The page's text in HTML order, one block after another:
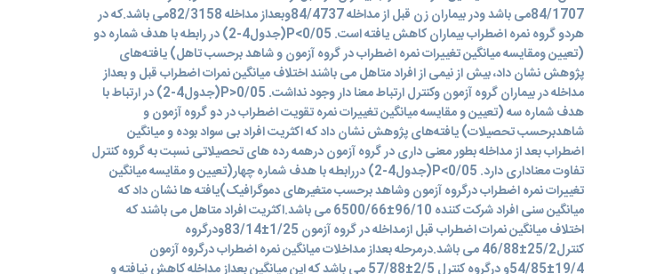
84/1707می باشد ودر بیماران زن قبل از مداخله 84/4737وبعداز مداخله 82/3158می باشد.که در
هردو گروه نمره اضطراب بیماران کاهش یافته است. P<0/05(جدول4-2) در رابطه با هدف شماره دو
(تعیین ومقایسه میانگین تغییرات نمره اضطراب در گروه آزمون و شاهد برحسب تاهل) یافته‌های
پژوهش نشان داد، بیش از نیمی از افراد متاهل می باشند اختلاف میانگین نمرات اضطراب قبل و بعداز
مداخله در بیماران گروه آزمون وکنترل ارتباط معنا دار وجود نداشت. P>0/05(جدول4-2) در ارتباط با
هدف شماره سه (تعیین و مقایسه میانگین تغییرات نمره تقویت اضطراب در دو گروه آزمون و
شاهدبرحسب تحصیلات) یافته‌های پژوهش نشان داد که اکثریت افراد بی سواد بوده و میانگین
اضطراب بعد از مداخله بطور معنی داری در گروه آزمون درهمه رده های تحصیلاتی نسبت به گروه کنترل
تفاوت معناداری دارد. P<0/05(جدول4-2) دررابطه با هدف شماره چهار(تعیین و مقایسه میانگین
تغییرات نمره اضطراب درگروه آزمون وشاهد برحسب متغیرهای دموگرافیک)یافته ها نشان داد که
میانگین سنی افراد شرکت کننده 96/10±6500/66 می باشد.اکثریت افراد متاهل می باشند که
اختلاف میانگین نمرات اضطراب قبل ازمداخله در گروه آزمون 1/25±83/14ودرگروه
کنترل25/2±46/88 می باشد.درمرحله بعداز مداخلات میانگین نمره اضطراب درگروه آزمون
19/4±54/85و درگروه کنترل 2/5±57/88 می باشد که این میانگین بعداز مداخله کاهش نیافته و